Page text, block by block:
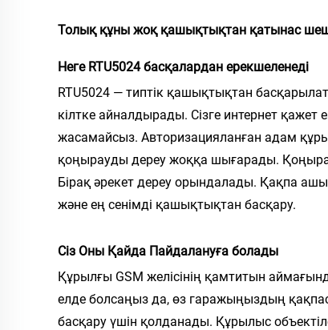
Толық құны жоқ қашықтықтан қатынас
Неге RTU5024 басқалардан ерекшеленеді
RTU5024 — типтік қашықтықтан
кілтке айналдырады. Сізге интернет
жасамайсыз. Авторизацияланған адам
қоңырауды дереу жоққа шығарады.
Бірақ әрекет дереу орындалады. Қақпа
және ең сенімді қашықтықтан басқару.
Сіз Оны Қайда Пайдалануға болады
Құрылғы GSM желісінің қамтитын
елде болсаңыз да, өз гаражыңыздың
басқару үшін қолданады. Құрылыс